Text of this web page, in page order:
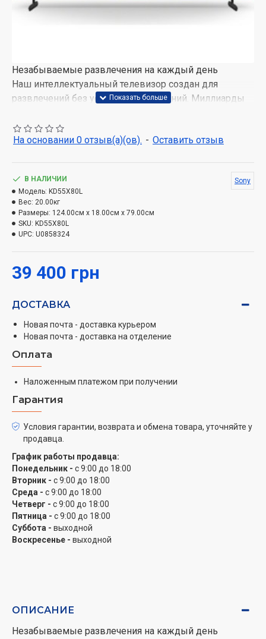
Незабываемые развлечения на каждый день
Наш интеллектуальный телевизор создан для
развлечений без усилий и ограничений. Миллиарды
наш процессор 4K HDR X1, обеспечивают яркое
изображение. Аудиодорожки в фильмах и музыка в
Все цвета природы
Благодаря нашему процессору 4K HDR X1 и панели с
расширенной цветовой гаммой миллиарды цветов
воспроизводятся на экране, как в реальном мире.
дизайн телевизора и обеспечивает четкий звук в
На основании 0 отзыв(а)(ов). - Оставить отзыв
39 400 грн
В НАЛИЧИИ
Модель: KD55X80L
Вес: 20.00кг
Размеры: 124.00см x 18.00см x 79.00см
SKU: KD55X80L
UPC: U0858324
Sony
ДОСТАВКА
Новая почта - доставка курьером
Новая почта - доставка на отделение
Оплата
Наложенным платежом при получении
Гарантия
Условия гарантии, возврата и обмена товара, уточняйте у
продавца.
График работы продавца:
Понедельник - с 9:00 до 18:00
Вторник - с 9:00 до 18:00
Среда - с 9:00 до 18:00
Четверг - с 9:00 до 18:00
Пятница - с 9:00 до 18:00
Суббота - выходной
Воскресенье - выходной
ОПИСАНИЕ
Незабываемые развлечения на каждый день